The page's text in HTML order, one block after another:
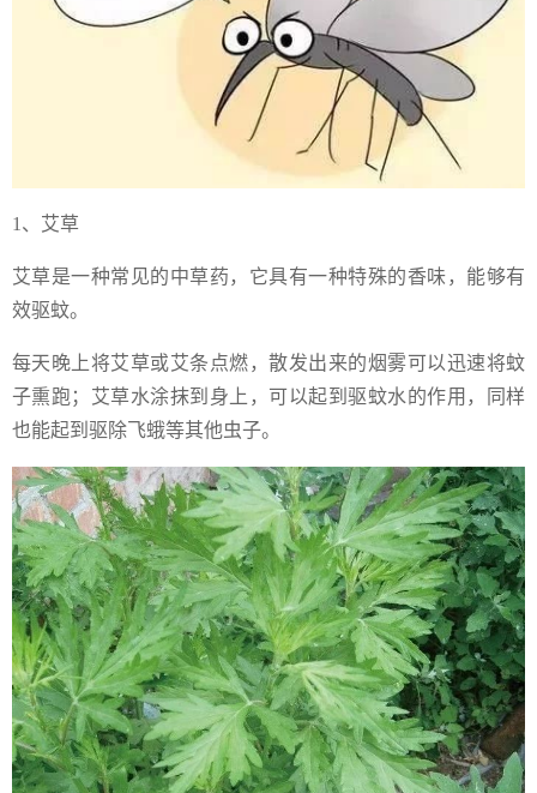
1、艾草
艾草是一种常见的中草药，它具有一种特殊的香味，能够有
效驱蚊。
每天晚上将艾草或艾条点燃，散发出来的烟雾可以迅速将蚊
子熏跑；艾草水涂抹到身上，可以起到驱蚊水的作用，同样
也能起到驱除飞蛾等其他虫子。